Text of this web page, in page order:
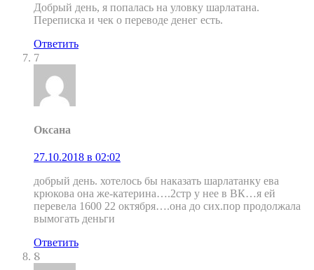
Добрый день, я попалась на уловку шарлатана.
Переписка и чек о переводе денег есть.
Ответить
7
Оксана
27.10.2018 в 02:02
добрый день. хотелось бы наказать шарлатанку ева
крюкова она же-катерина….2стр у нее в ВК…я ей
перевела 1600 22 октября….она до сих.пор продолжала
вымогать деньги
Ответить
8